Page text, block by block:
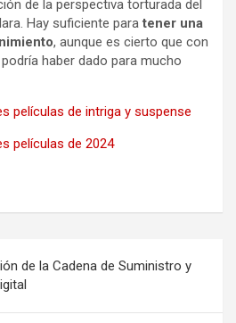
de la perspectiva torturada del
Hay suficiente paratener una
, aunque es cierto que con
haber dado para mucho
películas de intriga y suspense
películas de 2024
de la Cadena de Suministro y